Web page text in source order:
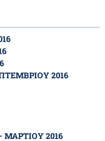
2016
2016